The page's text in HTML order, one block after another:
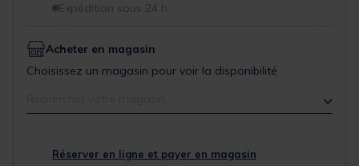
Expédition sous 24 h
Acheter en magasin
Choisissez un magasin pour voir la disponibilité
Réserver en ligne et payer en magasin